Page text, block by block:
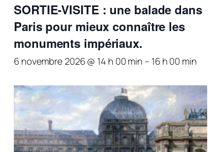
SORTIE-VISITE : une balade dans
Paris pour mieux connaître les
monuments impériaux.
6 novembre 2026 @ 14 h 00 min – 16 h 00 min